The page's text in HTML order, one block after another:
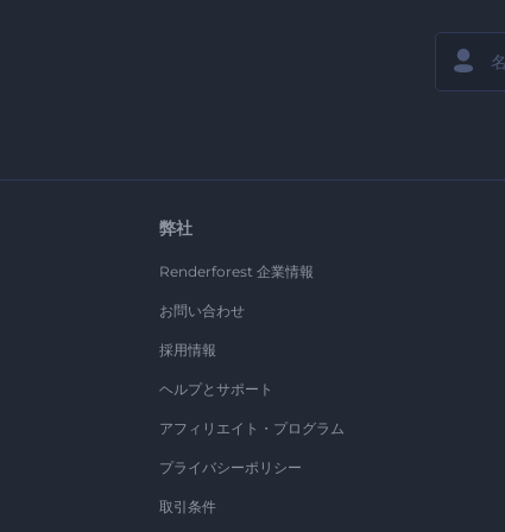
弊社
Renderforest 企業情報
お問い合わせ
採用情報
ヘルプとサポート
アフィリエイト・プログラム
プライバシーポリシー
取引条件